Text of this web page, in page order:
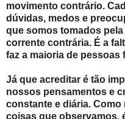
movimento contrário.
dúvidas, medos e
que somos tomados
corrente contrária. É a
faz a maioria de pessoas
Já que acreditar é tão
nossos pensamentos e
constante e diária.
coisas que observamos,